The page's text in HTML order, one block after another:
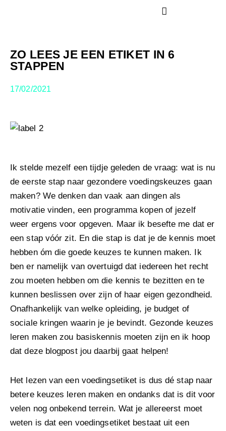
ZO LEES JE EEN ETIKET IN 6
STAPPEN
17/02/2021
Ik stelde mezelf een tijdje geleden de vraag: wat is nu
de eerste stap naar gezondere voedingskeuzes gaan
maken? We denken dan vaak aan dingen als
motivatie vinden, een programma kopen of jezelf
weer ergens voor opgeven. Maar ik besefte me dat er
een stap vóór zit. En die stap is dat je de kennis moet
hebben óm die goede keuzes te kunnen maken. Ik
ben er namelijk van overtuigd dat iedereen het recht
zou moeten hebben om die kennis te bezitten en te
kunnen beslissen over zijn of haar eigen gezondheid.
Onafhankelijk van welke opleiding, je budget of
sociale kringen waarin je je bevindt. Gezonde keuzes
leren maken zou basiskennis moeten zijn en ik hoop
dat deze blogpost jou daarbij gaat helpen!
Het lezen van een voedingsetiket is dus dé stap naar
betere keuzes leren maken en ondanks dat is dit voor
velen nog onbekend terrein. Wat je allereerst moet
weten is dat een voedingsetiket bestaat uit een